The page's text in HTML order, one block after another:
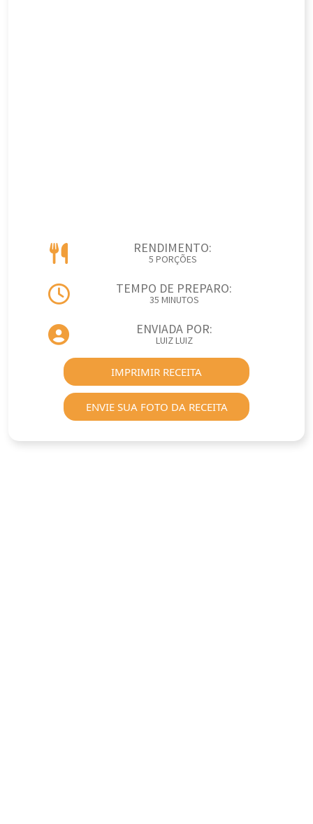
RENDIMENTO:
5 PORÇÕES
TEMPO DE PREPARO:
35 MINUTOS
ENVIADA POR:
LUIZ LUIZ
IMPRIMIR RECEITA
ENVIE SUA FOTO DA RECEITA